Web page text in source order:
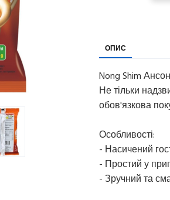
ОПИС
Nong Shim
Не тільки
обов'язкова
Особливості:
- Насичений
- Простий у
- Зручний та